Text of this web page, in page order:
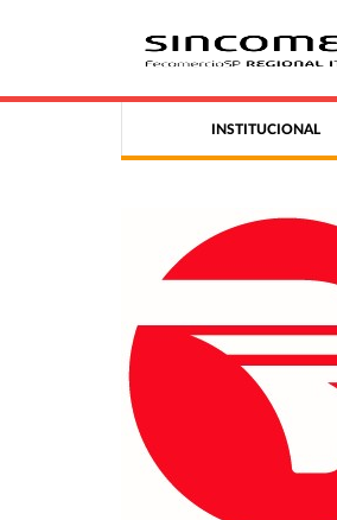
INSTITUCIONAL